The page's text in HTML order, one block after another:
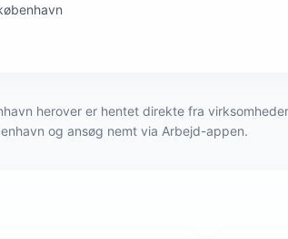
herover er hentet direkte fra
og ansøg nemt via Arbejd-appen.